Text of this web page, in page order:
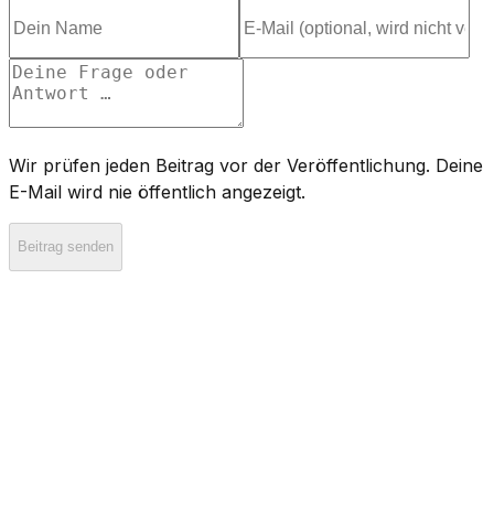
Wir prüfen jeden Beitrag vor der Veröffentlichung. Deine
E-Mail wird nie öffentlich angezeigt.
Beitrag senden